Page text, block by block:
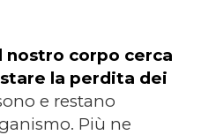
nostro corpo cerca
la perdita dei
e restano
Più ne